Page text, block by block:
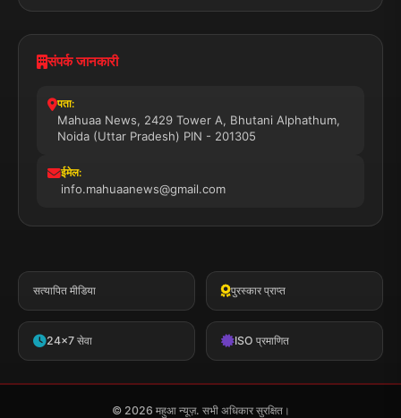
संपर्क जानकारी
पता:
Mahuaa News, 2429 Tower A, Bhutani Alphathum,
Noida (Uttar Pradesh) PIN - 201305
ईमेल:
info.mahuaanews@gmail.com
सत्यापित मीडिया पुरस्कार प्राप्त
24x7 सेवा ISO प्रमाणित
© 2026 महुआ न्यूज़. सभी अधिकार सुरक्षित।